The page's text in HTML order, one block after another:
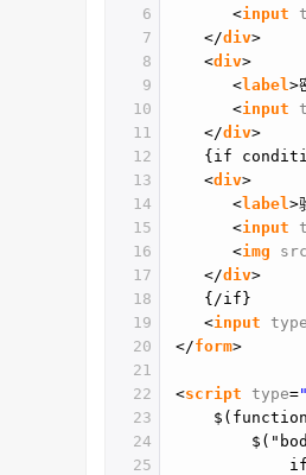
6
7
8
9
10
11
12
13
14
15
16
17
18
19
20
21
22
23
24
25
<input
</div>
<div>
<label >
<input
</div>
{if
<div>
<label >
<input
<img src
</div>
{/if}
<input type
</form>
<script type=